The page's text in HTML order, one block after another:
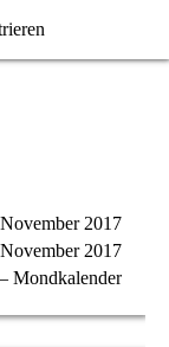
2017
2017
Mondkalender